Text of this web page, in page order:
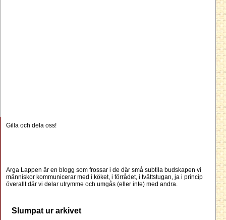
Gilla och dela oss!
Arga Lappen är en blogg som frossar i de där små subtila budskapen vi
människor kommunicerar med i köket, i förrådet, i tvättstugan, ja i princip
överallt där vi delar utrymme och umgås (eller inte) med andra.
Slumpat ur arkivet